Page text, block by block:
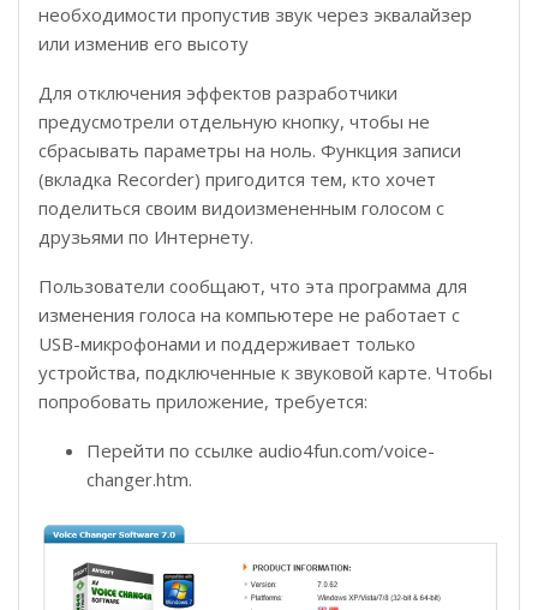
необходимости пропустив звук через эквалайзер
или изменив его высоту
Для отключения эффектов разработчики
предусмотрели отдельную кнопку, чтобы не
сбрасывать параметры на ноль. Функция записи
(вкладка Recorder) пригодится тем, кто хочет
поделиться своим видоизмененным голосом с
друзьями по Интернету.
Пользователи сообщают, что эта программа для
изменения голоса на компьютере не работает с
USB-микрофонами и поддерживает только
устройства, подключенные к звуковой карте. Чтобы
попробовать приложение, требуется:
Перейти по ссылке audio4fun.com/voice-
changer.htm.